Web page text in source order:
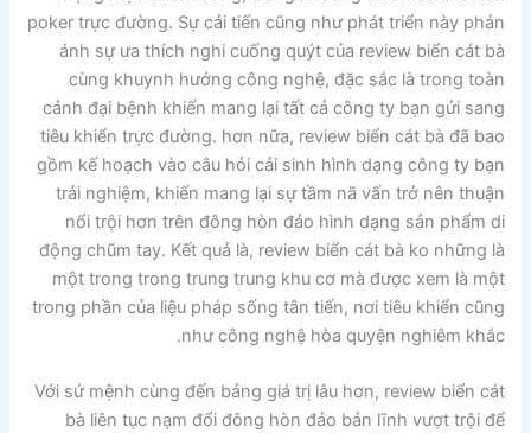
poker trực đường. Sự cải tiến cũng như phát triển này phản
ánh sự ưa thích nghi cuống quýt của review biển cát bà
cùng khuynh hướng công nghệ, đặc sắc là trong toàn
cảnh đại bệnh khiến mang lại tất cả công ty bạn gửi sang
tiêu khiển trực đường. hơn nữa, review biển cát bà đã bao
gồm kế hoạch vào câu hỏi cải sinh hình dạng công ty bạn
trải nghiệm, khiến mang lại sự tầm nã vấn trở nên thuận
nổi trội hơn trên đông hòn đảo hình dạng sản phẩm di
động chũm tay. Kết quả là, review biển cát bà ko những là
một trong trong trung trung khu cơ mà được xem là một
trong phần của liệu pháp sống tân tiến, nơi tiêu khiển cũng
như công nghệ hòa quyện nghiêm khắc.
Với sứ mệnh cùng đến bảng giá trị lâu hơn, review biển cát
bà liên tục nạm đổi đông hòn đảo bản lĩnh vượt trội để